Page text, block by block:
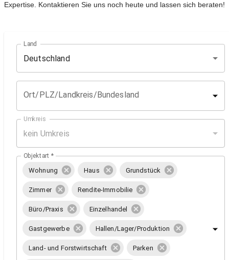
Expertise. Kontaktieren Sie uns noch heute und lassen sich beraten!
Land
Deutschland
Ort/PLZ/Landkreis/Bundesland
Umkreis
kein Umkreis
Objektart *
Wohnung Haus Grundstück
Zimmer Rendite-Immobilie
Büro/Praxis Einzelhandel
Gastgewerbe Hallen/Lager/Produktion
Land- und Forstwirtschaft Parken